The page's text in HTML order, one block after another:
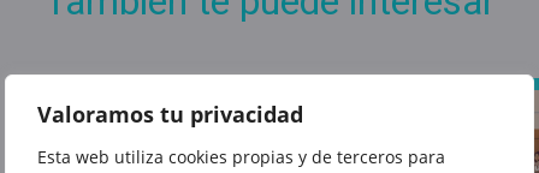
Valoramos tu privacidad
Esta web utiliza cookies propias y de terceros para